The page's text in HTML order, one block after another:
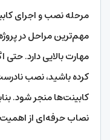
مرحله نصب و اجرای
مهم‌ترین مراحل در
مهارت بالایی دارد. حتی
کرده باشید، نصب
کابینت‌ها منجر شود.
نصاب حرفه‌ای از اهمیت